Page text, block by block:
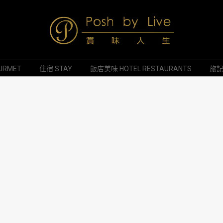
Posh
住宿 STAY 飯店美味 HOTEL RESTAURANTS 旅記